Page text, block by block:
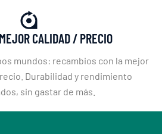
CALIDAD / PRECIO
mundos: recambios con la mejor
Durabilidad y rendimiento
sin gastar de más.